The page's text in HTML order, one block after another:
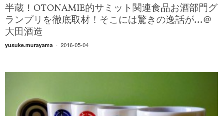
半蔵！OTONAMIE的サミット関連食品お酒部門グ
ランプリを徹底取材！そこには驚きの逸話が…＠
大田酒造
yusuke.murayama - 2016-05-04